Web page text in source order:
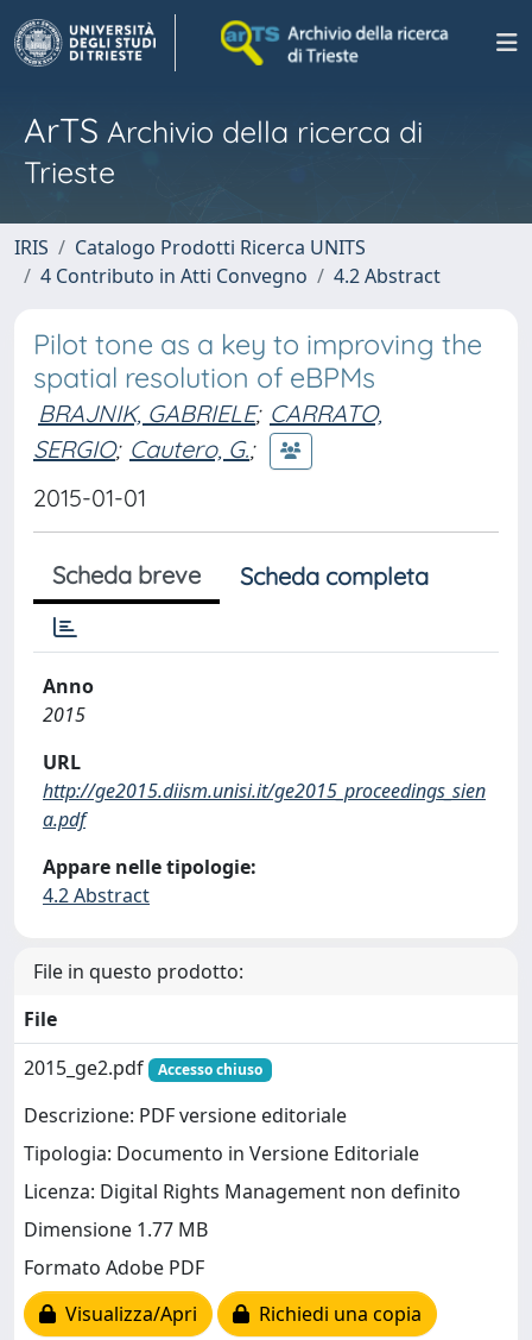
ArTS Archivio della ricerca di
Trieste
IRIS
Catalogo Prodotti Ricerca UNITS
4 Contributo in Atti Convegno
4.2 Abstract
Pilot tone as a key to improving the
spatial resolution of eBPMs
BRAJNIK, GABRIELE; CARRATO,
SERGIO; Cautero, G.;
2015-01-01
Scheda breve Scheda completa
Anno
2015
URL
http://ge2015.diism.unisi.it/ge2015_proceedings_sien
a.pdf
Appare nelle tipologie:
4.2 Abstract
File in questo prodotto:
File
2015_ge2.pdf
Accesso chiuso
Descrizione: PDF versione editoriale
Tipologia: Documento in Versione Editoriale
Licenza: Digital Rights Management non definito
Dimensione 1.77 MB
Formato Adobe PDF
Visualizza/Apri
Richiedi una copia